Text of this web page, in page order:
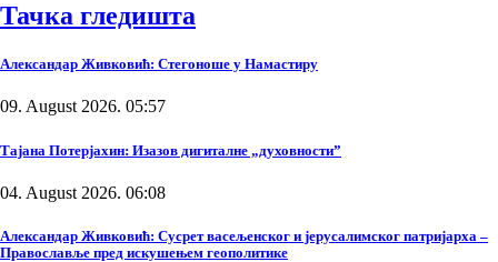
Тачка гледишта
Александар Живковић: Стегоноше у Намастиру
09. August 2026. 05:57
Тајана Потерјахин: Изазов дигиталне „духовности”
04. August 2026. 06:08
Александар Живковић: Сусрет васељенског и јерусалимског патријарха –
Православље пред искушењем геополитике